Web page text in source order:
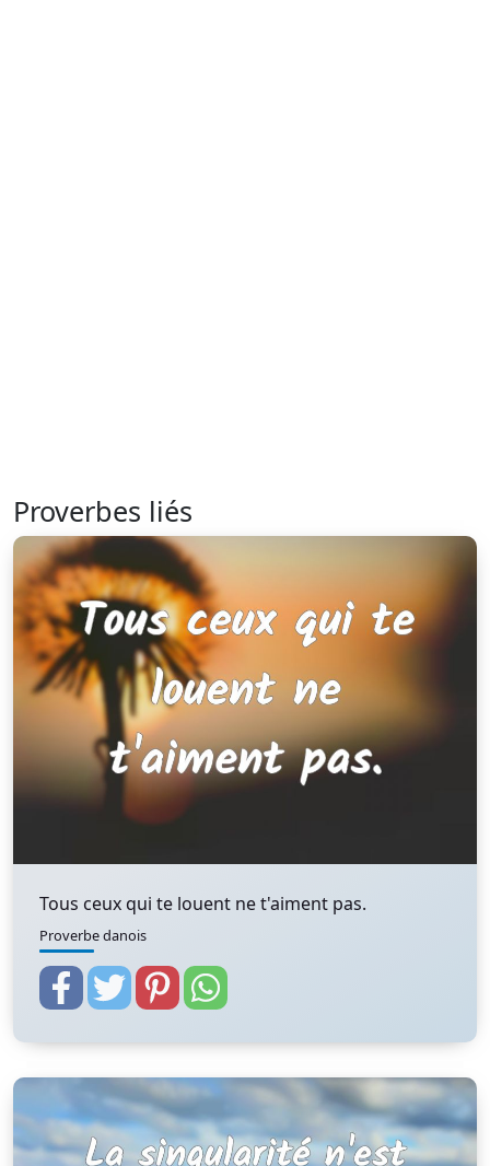
Proverbes liés
Tous ceux qui te louent ne t'aiment pas.
Proverbe danois